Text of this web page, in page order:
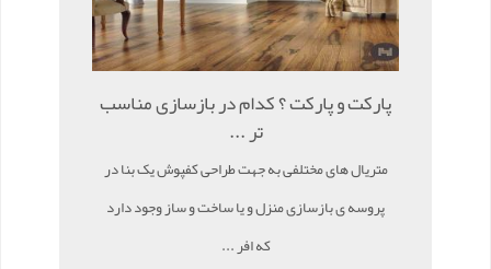
پارکت و پارکت ؟ کدام در بازسازی مناسب
تر ...
متریال های مختلفی به جهت طراحی کفپوش یک بنا در
پروسه ی بازسازی منزل و یا ساخت و ساز وجود دارد
که افر ...